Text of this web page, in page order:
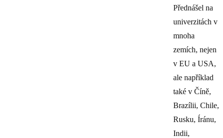
Přednášel na
univerzitách v
mnoha
zemích, nejen
v EU a USA,
ale například
také v Číně,
Brazílii, Chile,
Rusku, Íránu,
Indii,